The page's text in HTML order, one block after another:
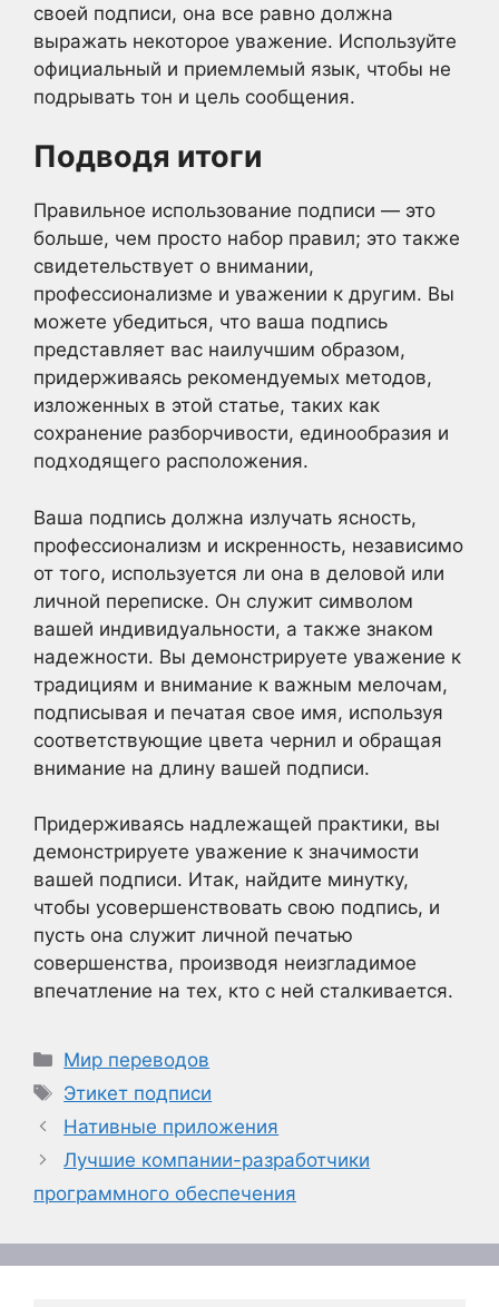
своей подписи, она все равно должна
выражать некоторое уважение. Используйте
официальный и приемлемый язык, чтобы не
подрывать тон и цель сообщения.
Подводя итоги
Правильное использование подписи — это
больше, чем просто набор правил; это также
свидетельствует о внимании,
профессионализме и уважении к другим. Вы
можете убедиться, что ваша подпись
представляет вас наилучшим образом,
придерживаясь рекомендуемых методов,
изложенных в этой статье, таких как
сохранение разборчивости, единообразия и
подходящего расположения.
Ваша подпись должна излучать ясность,
профессионализм и искренность, независимо
от того, используется ли она в деловой или
личной переписке. Он служит символом
вашей индивидуальности, а также знаком
надежности. Вы демонстрируете уважение к
традициям и внимание к важным мелочам,
подписывая и печатая свое имя, используя
соответствующие цвета чернил и обращая
внимание на длину вашей подписи.
Придерживаясь надлежащей практики, вы
демонстрируете уважение к значимости
вашей подписи. Итак, найдите минутку,
чтобы усовершенствовать свою подпись, и
пусть она служит личной печатью
совершенства, производя неизгладимое
впечатление на тех, кто с ней сталкивается.
Рубрики
Мир переводов
Метки
Этикет подписи
Нативные приложения
Лучшие компании-разработчики
программного обеспечения